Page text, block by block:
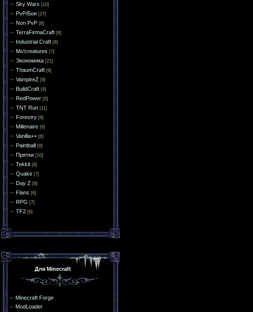
Sky Wars [10]
PvP/Бои [27]
Non PvP [8]
TerraFirmaCraft [6]
Industrial Craft [8]
Mo'creatures [7]
Экономика [21]
ThaumCraft [6]
VampireZ [9]
BuildCraft [9]
RedPower [6]
TNT Run [11]
Forestry [8]
Millenaire [6]
Vanilla++ [6]
Paintball [9]
Прятки [10]
Tekkit [6]
Quake [7]
Day Z [8]
Flans [6]
RPG [7]
TF2 [6]
Для Minecraft
Minecraft Forge
ModLoader